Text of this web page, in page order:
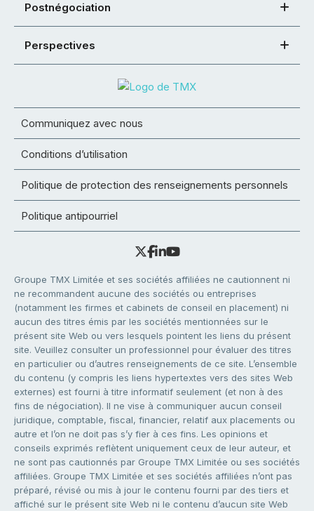
Postnégociation
Perspectives
Communiquez avec nous
Conditions d’utilisation
Politique de protection des renseignements personnels
Politique antipourriel
Groupe TMX Limitée et ses sociétés affiliées ne cautionnent ni
ne recommandent aucune des sociétés ou entreprises
(notamment les firmes et cabinets de conseil en placement) ni
aucun des titres émis par les sociétés mentionnées sur le
présent site Web ou vers lesquels pointent les liens du présent
site. Veuillez consulter un professionnel pour évaluer des titres
en particulier ou d’autres renseignements de ce site. L’ensemble
du contenu (y compris les liens hypertextes vers des sites Web
externes) est fourni à titre informatif seulement (et non à des
fins de négociation). Il ne vise à communiquer aucun conseil
juridique, comptable, fiscal, financier, relatif aux placements ou
autre et l’on ne doit pas s’y fier à ces fins. Les opinions et
conseils exprimés reflètent uniquement ceux de leur auteur, et
ne sont pas cautionnés par Groupe TMX Limitée ou ses sociétés
affiliées. Groupe TMX Limitée et ses sociétés affiliées n’ont pas
préparé, révisé ou mis à jour le contenu fourni par des tiers et
affiché sur le présent site Web ni le contenu d’aucun site Web